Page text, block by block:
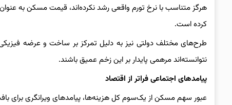
هرگز متناسب با نرخ تورم واقعی رشد نکرده‌اند، قیمت مسکن به
کرده است.
طرح‌های مختلف دولتی نیز به دلیل تمرکز بر ساخت و عرضه
نتوانسته‌اند مرهمی پایدار بر این زخم عمیق باشند.
پیامدهای اجتماعی فراتر از اقتصاد
عبور سهم مسکن از یک‌سوم کل هزینه‌ها، پیامدهای ویرانگری برای